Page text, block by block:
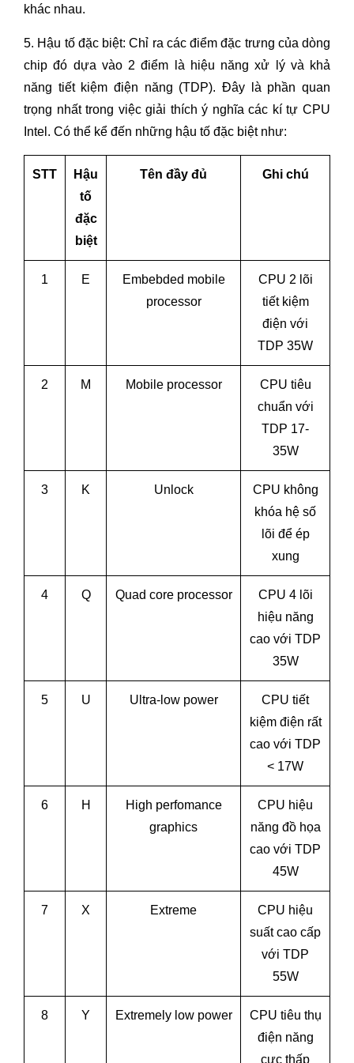
khác nhau.
5. Hậu tố đặc biệt: Chỉ ra các điểm đặc trưng của dòng
chip đó dựa vào 2 điểm là hiệu năng xử lý và khả
năng tiết kiệm điện năng (TDP). Đây là phần quan
trọng nhất trong việc giải thích ý nghĩa các kí tự CPU
Intel. Có thể kể đến những hậu tố đặc biệt như:
STT
Hậu
tố
đặc
biệt
Tên đầy đủ Ghi chú
1 E
Embebded mobile
processor
CPU 2 lõi
tiết kiệm
điện với
TDP 35W
2 M Mobile processor
CPU tiêu
chuẩn với
TDP 17-
35W
3 K Unlock
CPU không
khóa hệ số
lõi để ép
xung
4 Q Quad core processor
CPU 4 lõi
hiệu năng
cao với TDP
35W
5 U Ultra-low power
CPU tiết
kiệm điện rất
cao với TDP
< 17W
6 H
High perfomance
graphics
CPU hiệu
năng đồ họa
cao với TDP
45W
7 X Extreme
CPU hiệu
suất cao cấp
với TDP
55W
8 Y Extremely low power
CPU tiêu thụ
điện năng
cực thấp